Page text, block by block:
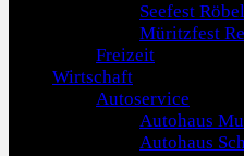
Seefest
Müritzfest
Freizeit
Wirtschaft
Autoservice
Autohaus
Autohaus